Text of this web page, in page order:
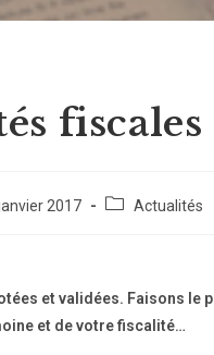
2017 Actualités
et validées. Faisons le
et de votre fiscalité…